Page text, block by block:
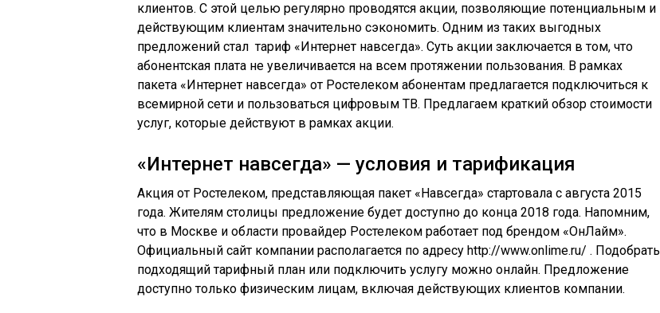
клиентов. С этой целью регулярно проводятся акции, позволяющие потенциальным и
действующим клиентам значительно сэкономить. Одним из таких выгодных
предложений стал тариф «Интернет навсегда». Суть акции заключается в том, что
абонентская плата не увеличивается на всем протяжении пользования. В рамках
пакета «Интернет навсегда» от Ростелеком абонентам предлагается подключиться к
всемирной сети и пользоваться цифровым ТВ. Предлагаем краткий обзор стоимости
услуг, которые действуют в рамках акции.
«Интернет навсегда» — условия и тарификация
Акция от Ростелеком, представляющая пакет «Навсегда» стартовала с августа 2015
года. Жителям столицы предложение будет доступно до конца 2018 года. Напомним,
что в Москве и области провайдер Ростелеком работает под брендом «ОнЛайм».
Официальный сайт компании располагается по адресу http://www.onlime.ru/ . Подобрать
подходящий тарифный план или подключить услугу можно онлайн. Предложение
доступно только физическим лицам, включая действующих клиентов компании.